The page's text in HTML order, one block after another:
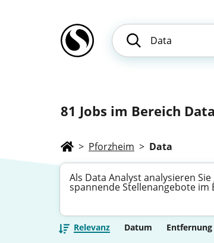
81 Jobs im Bereich
> Pforzheim > Data
Als Data Analyst analysieren
spannende Stellenangebote im
Relevanz Datum Entfernung